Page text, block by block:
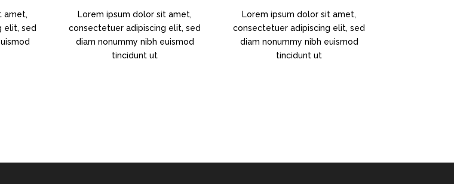
amet,
elit, sed
Lorem ipsum dolor sit amet,
consectetuer adipiscing elit, sed
diam nonummy nibh euismod
tincidunt ut
Lorem ipsum dolor sit amet,
consectetuer adipiscing elit, sed
diam nonummy nibh euismod
tincidunt ut